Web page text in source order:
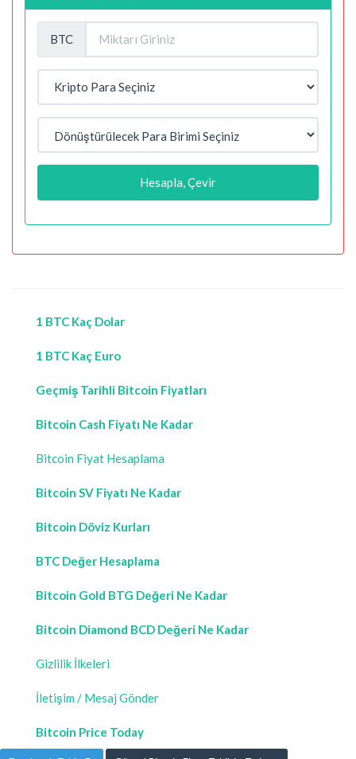
BTC
Hesapla, Çevir
1 BTC Kaç Dolar
1 BTC Kaç Euro
Geçmiş Tarihli Bitcoin Fiyatları
Bitcoin Cash Fiyatı Ne Kadar
Bitcoin Fiyat Hesaplama
Bitcoin SV Fiyatı Ne Kadar
Bitcoin Döviz Kurları
BTC Değer Hesaplama
Bitcoin Gold BTG Değeri Ne Kadar
Bitcoin Diamond BCD Değeri Ne Kadar
Gizlilik İlkeleri
İletişim / Mesaj Gönder
Bitcoin Price Today